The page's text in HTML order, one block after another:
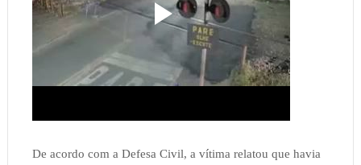
De acordo com a Defesa Civil, a vítima relatou que havia